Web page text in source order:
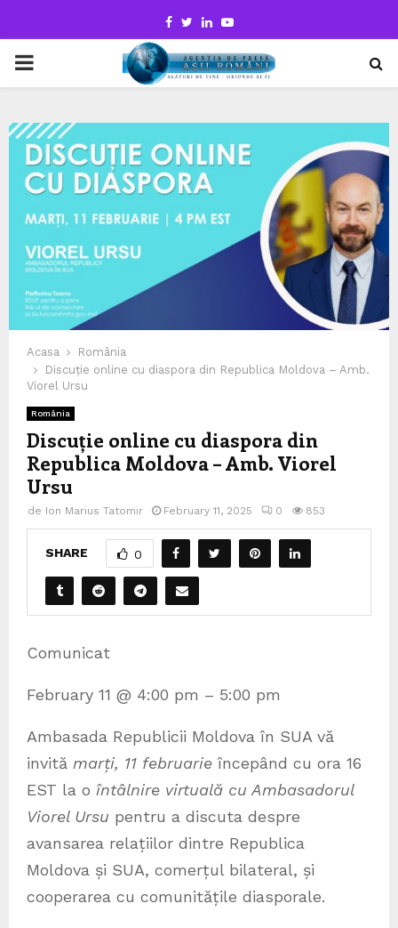
Facebook
TwitterLinkedinYoutube
PRIMARY
Acasa
România
Discuție online cu diaspora din Republica Moldova – Amb.
Viorel Ursu
România
Discuție online cu diaspora din
Republica Moldova – Amb. Viorel
Ursu
de Ion Marius Tatomir February 11, 2025 0 853
SHARE 0
Comunicat
February 11 @ 4:00 pm – 5:00 pm
Ambasada Republicii Moldova în SUA vă
invită marți, 11 februarie începând cu ora 16
EST la o întâlnire virtuală cu Ambasadorul
Viorel Ursu pentru a discuta despre
avansarea relațiilor dintre Republica
Moldova și SUA, comerțul bilateral, și
cooperarea cu comunitățile diasporale.